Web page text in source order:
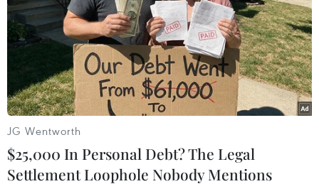
Triển lãm nói về những đợt tu sửa Văn Miếu.
JG Wentworth
$25,000 In Personal Debt? The Legal
Settlement Loophole Nobody Mentions